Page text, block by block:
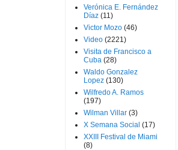
Verónica E. Fernández
Díaz (11)
Victor Mozo (46)
Video (2221)
Visita de Francisco a
Cuba (28)
Waldo Gonzalez
Lopez (130)
Wilfredo A. Ramos
(197)
Wilman Villar (3)
X Semana Social (17)
XXIII Festival de Miami
(8)